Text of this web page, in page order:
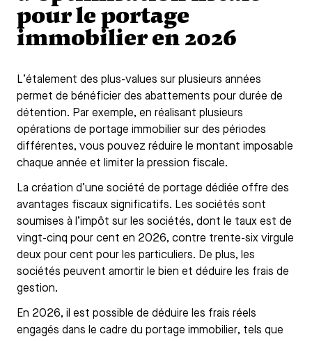
pour le portage
immobilier en 2026
L’étalement des plus-values sur plusieurs années
permet de bénéficier des abattements pour durée de
détention. Par exemple, en réalisant plusieurs
opérations de portage immobilier sur des périodes
différentes, vous pouvez réduire le montant imposable
chaque année et limiter la pression fiscale.
La création d’une société de portage dédiée offre des
avantages fiscaux significatifs. Les sociétés sont
soumises à l’impôt sur les sociétés, dont le taux est de
vingt-cinq pour cent en 2026, contre trente-six virgule
deux pour cent pour les particuliers. De plus, les
sociétés peuvent amortir le bien et déduire les frais de
gestion.
En 2026, il est possible de déduire les frais réels
engagés dans le cadre du portage immobilier, tels que